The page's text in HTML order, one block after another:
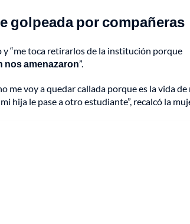
golpeada por compañeras
y “me toca retirarlos de la institución porque
nos amenazaron”.
me voy a quedar callada porque es la vida de
hija le pase a otro estudiante”, recalcó la